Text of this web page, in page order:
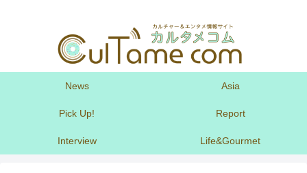
News Asia
Pick Up! Report
Interview Life&Gourmet